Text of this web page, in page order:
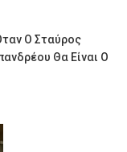
Ο Σταύρος
Θα Είναι Ο